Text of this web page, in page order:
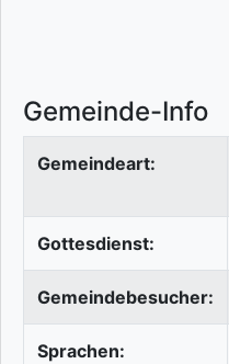
Gemeinde-Info
Gemeindeart:
Gottesdienst:
Gemeindebesucher:
Sprachen: